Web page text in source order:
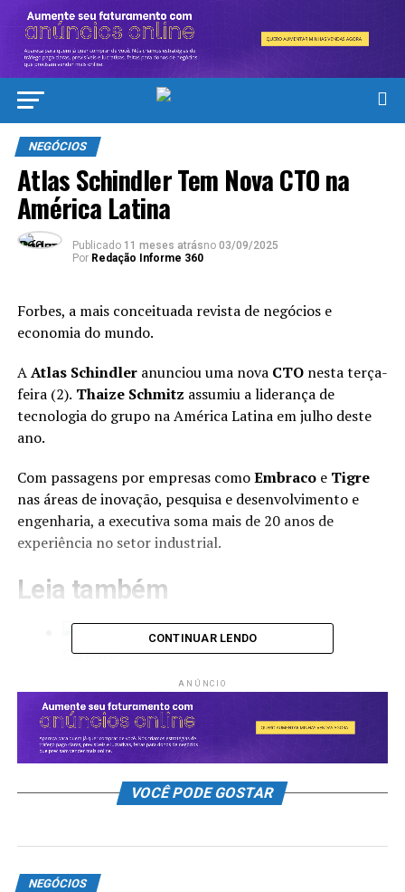
NEGÓCIOS
Atlas Schindler Tem Nova CTO na
América Latina
Publicado 11 meses atrásno 03/09/2025
Por Redação Informe 360
Forbes, a mais conceituada revista de negócios e
economia do mundo.
AAtlas Schindleranunciou uma nova CTOnesta terça-
feira (2). Thaize Schmitz assumiu a liderança de
tecnologia do grupo na América Latina em julho deste
ano.
Com passagens por empresas comoEmbracoe Tigre
nas áreas de inovação, pesquisa e desenvolvimento e
engenharia, a executiva soma mais de 20 anos de
experiência no setor industrial.
Leia também
Carreira
Sem Formação Técnica, Ela
Chegou à VP de IA da Oracle
CONTINUAR LENDO
ANÚNCIO
VOCÊ PODE GOSTAR
NEGÓCIOS